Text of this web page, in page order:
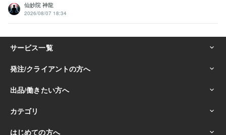
仙妙院 神龍
2026/08/07 18:34